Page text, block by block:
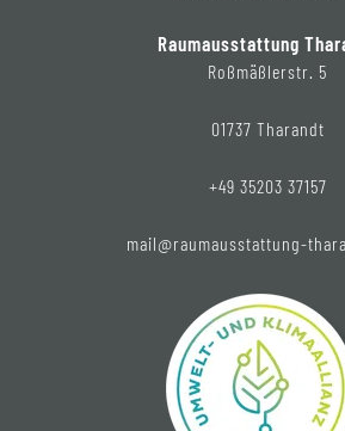
Raumausstattung
Roßmäßlerstr. 5
01737 Tharandt
+49 35203 37157
mail@raumausstattung-